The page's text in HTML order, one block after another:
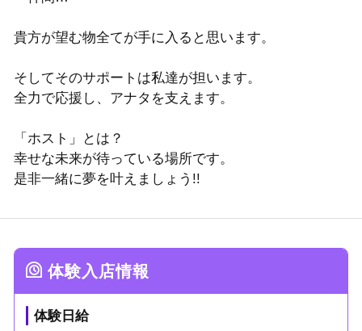
貴方が望む物全てが手に入ると思います。
そしてそのサポートは私達が担います。
全力で応援し、アナタを支えます。
「ホスト」とは？
幸せな未来が待っている場所です。
是非一緒に夢を叶えましょう!!
体験入店情報
体験日給